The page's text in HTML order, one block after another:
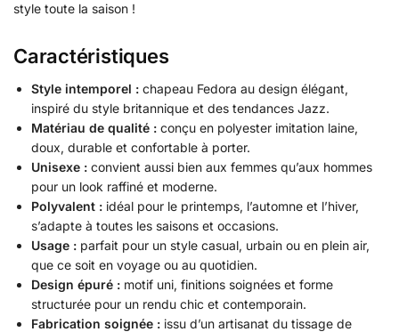
style toute la saison !
Caractéristiques
Style intemporel : chapeau Fedora au design élégant,
inspiré du style britannique et des tendances Jazz.
Matériau de qualité : conçu en polyester imitation laine,
doux, durable et confortable à porter.
Unisexe : convient aussi bien aux femmes qu’aux hommes
pour un look raffiné et moderne.
Polyvalent : idéal pour le printemps, l’automne et l’hiver,
s’adapte à toutes les saisons et occasions.
Usage : parfait pour un style casual, urbain ou en plein air,
que ce soit en voyage ou au quotidien.
Design épuré : motif uni, finitions soignées et forme
structurée pour un rendu chic et contemporain.
Fabrication soignée : issu d’un artisanat du tissage de